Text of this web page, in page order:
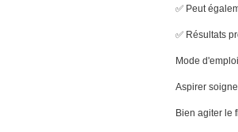
✅ Peut
✅ Résultats
Mode
Aspirer
Bien agiter le